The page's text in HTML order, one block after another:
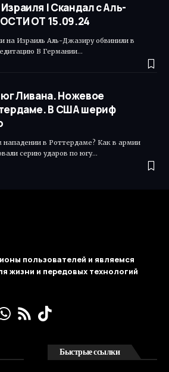
| Скандал с Аль-
ОТ 15.09.24
на Израиль Аль-Джазиру обвинили в
В Германии…
юг Ливана. Ножевое
В США шериф
в Роттердаме? Как в армии
серию ударов по югу…
пользователей и являемся
жизни и передовых технологий
Быстрые ссылки